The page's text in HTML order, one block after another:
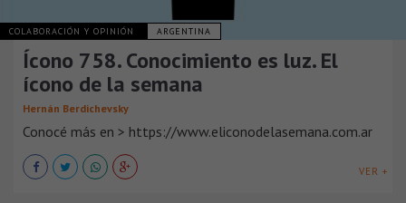
COLABORACIÓN Y OPINIÓN ARGENTINA
Ícono 758. Conocimiento es luz. El
ícono de la semana
Hernán Berdichevsky
Conocé más en > https://www.eliconodelasemana.com.ar
VER +